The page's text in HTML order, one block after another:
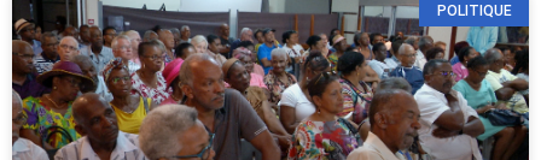
POLITIQUE